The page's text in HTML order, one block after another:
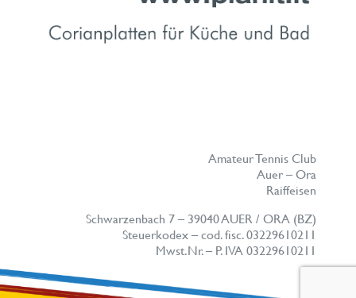
Amateur Tennis Club
Auer – Ora
Raiffeisen
Schwarzenbach 7 – 39040 AUER / ORA (BZ)
Steuerkodex – cod. fisc. 03229610211
Mwst.Nr. – P. IVA 03229610211